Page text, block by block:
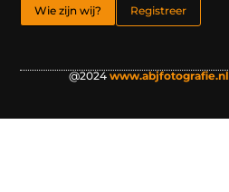
Wie zijn wij? Registreer
@2024 www.abjfotografie.nl